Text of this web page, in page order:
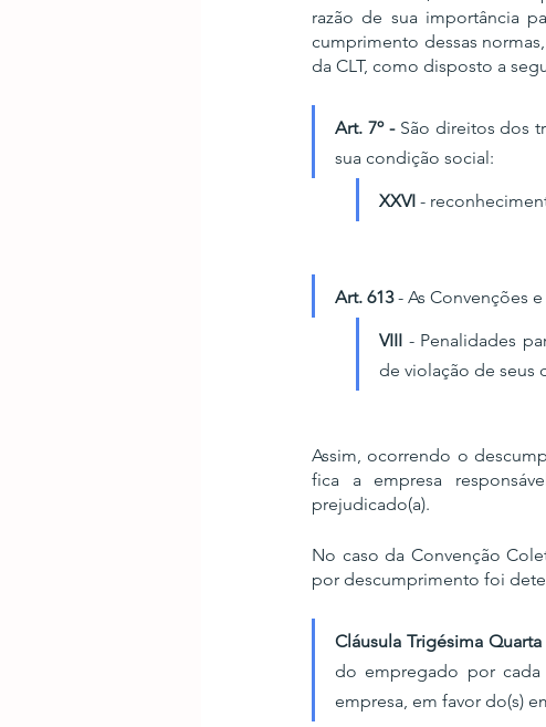
razão de sua importância
cumprimento dessas
da CLT, como disposto a
Art. 7º - São direitos dos
sua condição social:
XXVI -
Art. 613 - As Convenções
VIII - Penalidades
de violação de seus
Assim, ocorrendo o
fica a empresa
prejudicado(a).
No caso da Convenção
por descumprimento foi
Cláusula Trigésima Quarta
do empregado por
empresa, em favor do(s)